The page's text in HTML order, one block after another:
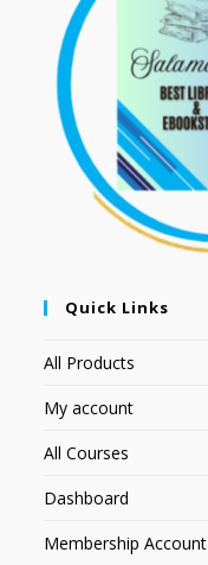
Quick Links
All Products
My account
All Courses
Dashboard
Membership Account